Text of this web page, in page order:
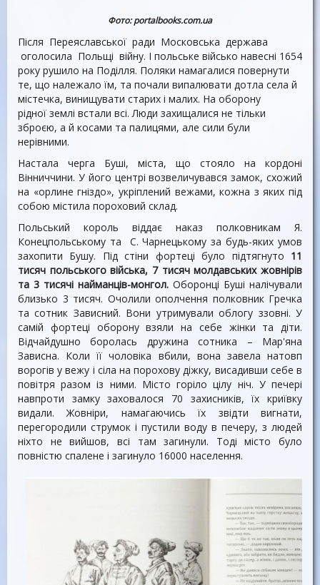
Фото: portalbooks.com.ua
Після Переяславської ради Московська держава
оголосила Польщі війну. І польське військо навесні 1654
року рушило на Поділля. Поляки намагалися повернути
те, що належало їм, та почали випалювати дотла села й
містечка, винищувати старих і малих. На оборону
рідної землі встали всі. Люди захищалися не тільки
зброєю, а й косами та палицями, але сили були
нерівними.
Настала черга Буші, міста, що стояло на кордоні
Вінниччини. У його центрі возвеличувався замок, схожий
на «орлине гніздо», укріплений вежами, кожна з яких під
собою містила пороховий склад.
Польський король віддає наказ полковникам Я.
Конецпольському та С. Чарнецькому за будь-яких умов
захопити Бушу. Під стіни фортеці було підтягнуто 11
тисяч польського війська, 7 тисяч молдавських жовнірів
та 3 тисячі найманців-монгол. Оборонці Буші налічували
близько 3 тисяч. Очолили ополчення полковник Гречка
та сотник Зависний. Вони утримували облогу ззовні. У
самій фортеці оборону взяли на себе жінки та діти.
Відчайдушно боролась дружина сотника – Мар'яна
Зависна. Коли її чоловіка вбили, вона завела натовп
ворогів у вежу і сіла на порохову діжку, висадивши себе в
повітря разом із ними. Місто горіло цілу ніч. У печері
навпроти замку заховалося 70 захисників, їх криївку
видали. Жовніри, намагаючись їх звідти вигнати,
перегородили струмок і пустили воду в печеру, з людей
ніхто не вийшов, всі там загинули. Тоді місто було
повністю спалене і загинуло 16000 населення.